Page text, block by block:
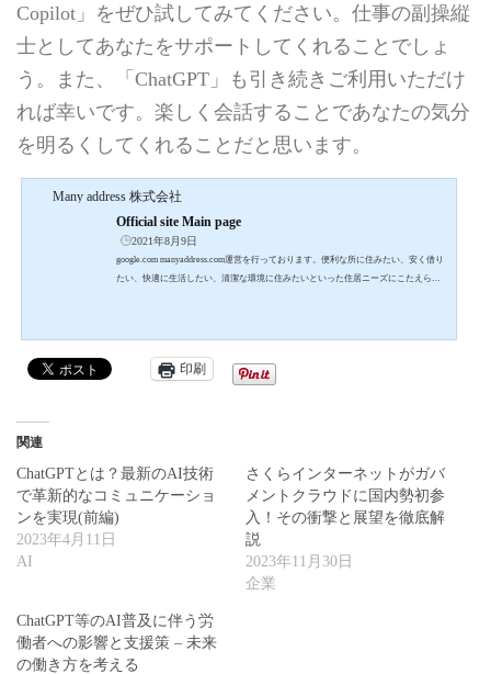
Copilot」をぜひ試してみてください。仕事の副操縦
士としてあなたをサポートしてくれることでしょ
う。また、「ChatGPT」も引き続きご利用いただけ
れば幸いです。楽しく会話することであなたの気分
を明るくしてくれることだと思います。
Many address 株式会社
Official site Main page
2021年8月9日
google.com manyaddress.com運営を行っております。便利な所に住みたい、安く借り
たい、快適に生活したい、清潔な環境に住みたいといった住居ニーズにこたえられ
印刷
関連
ChatGPTとは？最新のAI技術
で革新的なコミュニケーショ
ンを実現(前編)
2023年4月11日
AI
さくらインターネットがガバ
メントクラウドに国内勢初参
入！その衝撃と展望を徹底解
説
2023年11月30日
企業
ChatGPT等のAI普及に伴う労
働者への影響と支援策 – 未来
の働き方を考える